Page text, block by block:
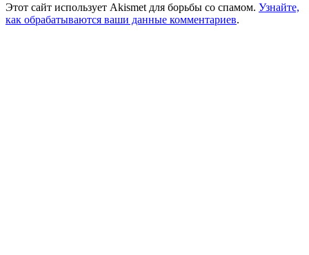
Этот сайт использует Akismet для борьбы со спамом. Узнайте,
как обрабатываются ваши данные комментариев.